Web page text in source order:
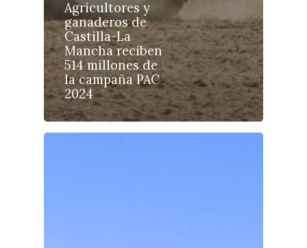
Agricultores y
ganaderos de
Castilla-La
Mancha reciben
514 millones de
la campaña PAC
2024
Sucesos
Medio Ambiente
Planeta Rural
Especiales
Política